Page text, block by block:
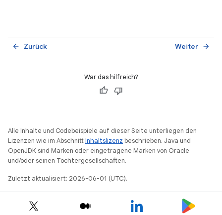
Zurück
arrow_back Weiter arrow_forward
War das hilfreich?
Alle Inhalte und Codebeispiele auf dieser Seite unterliegen den
Lizenzen wie im AbschnittInhaltslizenz beschrieben. Java und
OpenJDK sind Marken oder eingetragene Marken von Oracle
und/oder seinen Tochtergesellschaften.
Zuletzt aktualisiert: 2026-06-01 (UTC).